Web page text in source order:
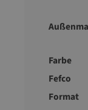
Farbe
Fefco
Format